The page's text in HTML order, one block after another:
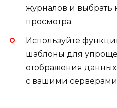
журналов и выбрать
просмотра.
Используйте
шаблоны для
отображения данных
с вашими